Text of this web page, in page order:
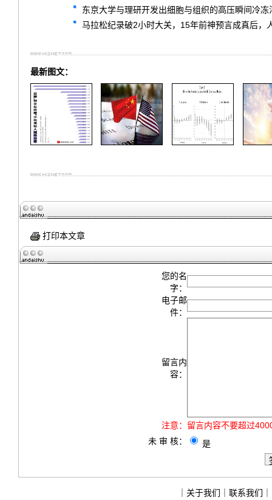
东京大学与理研开发出细胞与组织的高压瞬间冷
马拉松纪录破2小时大关，15年前神预言成真后，
最新图文：
打印本文章
您的名
字：
电子邮
件：
留言内
容：
注意： 留言内容不要超过
未 审 核：
是
关于我们 联系我们